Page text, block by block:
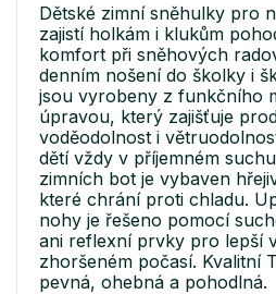
Dětské zimní sněhulky pro
zajistí holkám i klukům
komfort při sněhových
denním nošení do školky i
jsou vyrobeny z funkčního
úpravou, který zajišťuje
voděodolnost i
dětí vždy v příjemném
zimních bot je vybaven
které chrání proti chladu.
nohy je řešeno pomocí
ani reflexní prvky pro lepší
zhoršeném počasí. Kvalitní
pevná, ohebná a pohodlná.